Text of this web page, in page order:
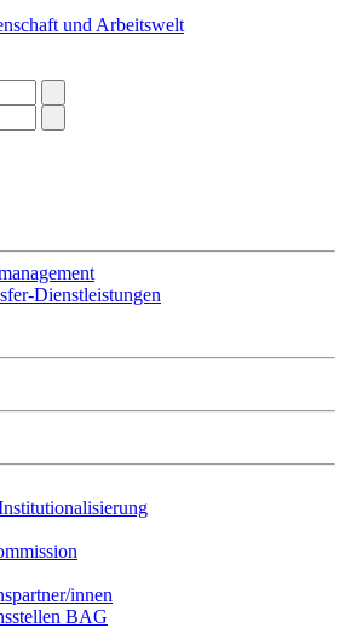
und Arbeitswelt
Dienstleistungen
innen
BAG